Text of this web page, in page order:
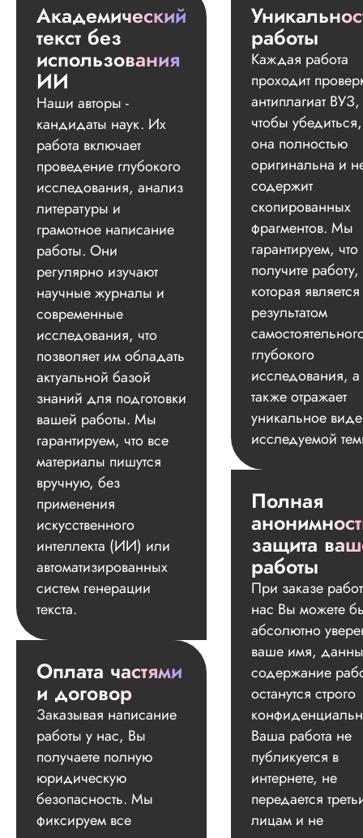
Академический
текст без
использования
ИИ
Наши авторы -
кандидаты наук. Их
работа включает
проведение глубокого
исследования, анализ
литературы и
грамотное написание
работы. Они
регулярно изучают
научные журналы и
современные
исследования, что
позволяет им обладать
актуальной базой
знаний для подготовки
вашей работы. Мы
гарантируем, что все
материалы пишутся
вручную, без
применения
искусственного
интеллекта (ИИ) или
автоматизированных
систем генерации
текста.
Оплата частями
и договор
Заказывая написание
работы у нас, Вы
получаете полную
юридическую
безопасность. Мы
фиксируем все
работы
Каждая работа
проходит
антиплагиат ВУЗ,
чтобы
она полностью
оригинальна и
содержит
скопированных
фрагментов. Мы
гарантируем,
получите работу,
которая является
результатом
глубокого
исследования, а
также отражает
уникальное
исследуемой
Полная
защита
работы
При заказе
нас Вы можете
абсолютно
ваше имя,
содержание
останутся строго
Ваша работа не
публикуется в
интернете, не
передается
лицам и не